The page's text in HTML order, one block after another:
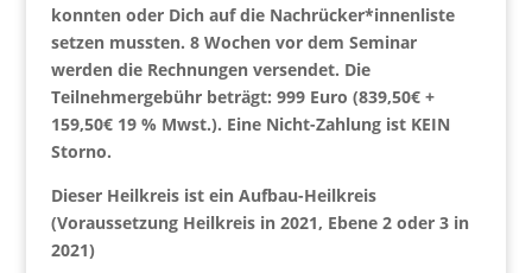
konnten oder Dich auf die Nachrücker*innenliste
setzen mussten. 8 Wochen vor dem Seminar
werden die Rechnungen versendet. Die
Teilnehmergebühr beträgt: 999 Euro (839,50€ +
159,50€ 19 % Mwst.). Eine Nicht-Zahlung ist KEIN
Storno.
Dieser Heilkreis ist ein Aufbau-Heilkreis
(Voraussetzung Heilkreis in 2021, Ebene 2 oder 3 in
2021)